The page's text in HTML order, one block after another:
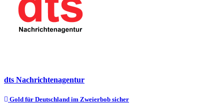
dts Nachrichtenagentur
Beitragsnavigation
Gold für Deutschland im Zweierbob sicher